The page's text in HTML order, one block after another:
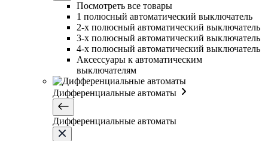
Посмотреть все товары
1 полюсный автоматический выключатель
2-х полюсный автоматический выключатель
3-х полюсный автоматический выключатель
4-х полюсный автоматический выключатель
Аксессуары к автоматическим
выключателям
Дифференциальные автоматы
Дифференциальные автоматы